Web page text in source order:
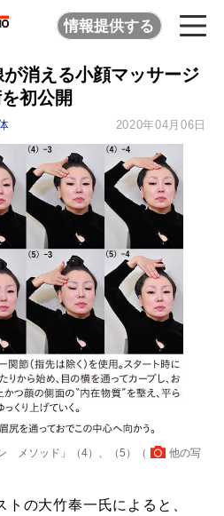
情報提供する
消える小顔マッサージ
初公開
2020年04月06日
メソッド」（4）、（5）（
他の写
の大竹奉一氏によると、